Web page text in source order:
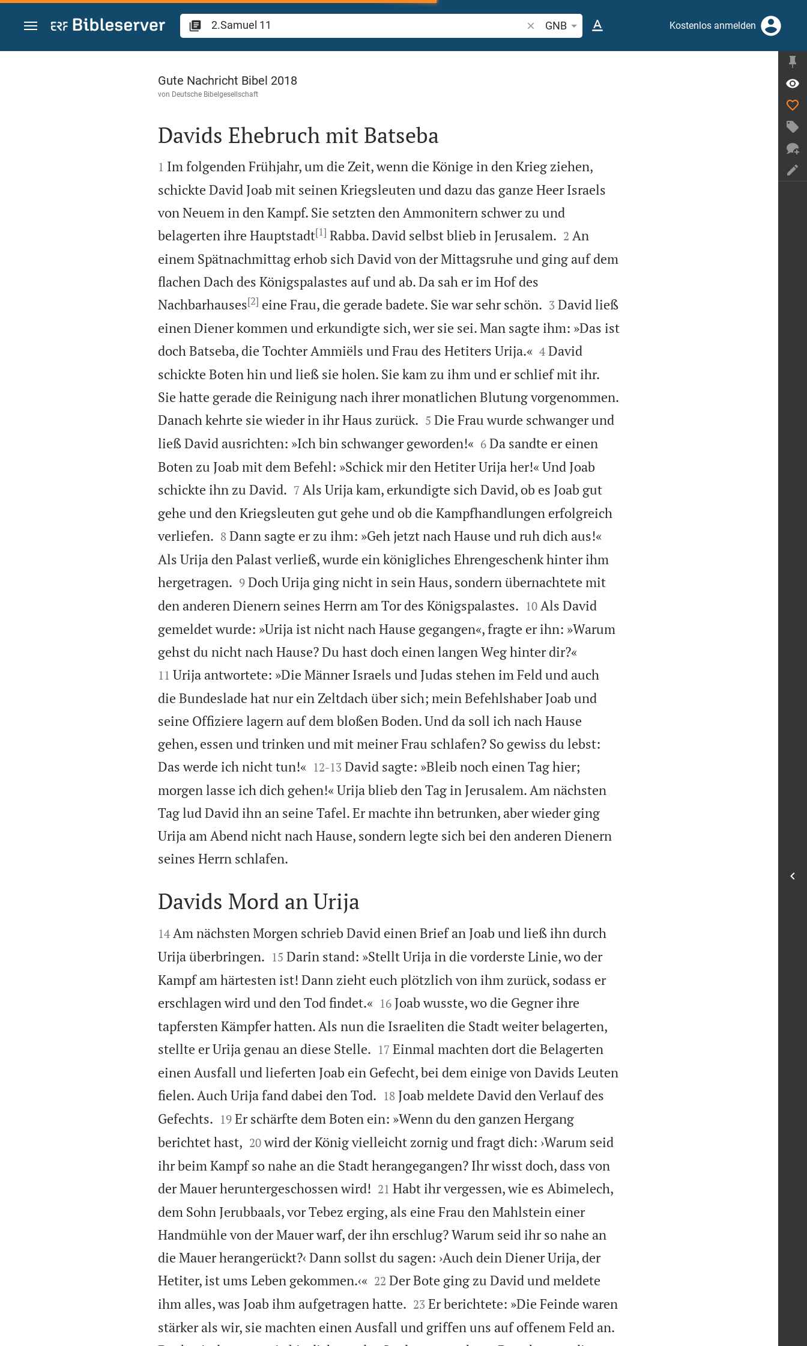
Zum Inhalt springen
Bibelstelle oder Begriff suchen
GNB Kostenlos anmelden
2.Samuel 11
Gute Nachricht Bibel 2018
von Deutsche Bibelgesellschaft

Davids Ehebruch mit Batseba

1 Im folgenden Frühjahr, um die Zeit, wenn die Könige in den Krieg ziehen,
schickte David Joab mit seinen Kriegsleuten und dazu das ganze Heer Israels
von Neuem in den Kampf. Sie setzten den Ammonitern schwer zu und
belagerten ihre Hauptstadt[1] Rabba. David selbst blieb in Jerusalem.
2 An
einem Spätnachmittag erhob sich David von der Mittagsruhe und ging auf dem
flachen Dach des Königspalastes auf und ab. Da sah er im Hof des
Nachbarhauses[2] eine Frau, die gerade badete. Sie war sehr schön.
3 David ließ
einen Diener kommen und erkundigte sich, wer sie sei. Man sagte ihm: »Das ist
doch Batseba, die Tochter Ammiëls und Frau des Hetiters Urija.«
4 David
schickte Boten hin und ließ sie holen. Sie kam zu ihm und er schlief mit ihr.
Sie hatte gerade die Reinigung nach ihrer monatlichen Blutung vorgenommen.
Danach kehrte sie wieder in ihr Haus zurück.
5 Die Frau wurde schwanger und
ließ David ausrichten: »Ich bin schwanger geworden!«
6 Da sandte er einen
Boten zu Joab mit dem Befehl: »Schick mir den Hetiter Urija her!« Und Joab
schickte ihn zu David.
7 Als Urija kam, erkundigte sich David, ob es Joab gut
gehe und den Kriegsleuten gut gehe und ob die Kampfhandlungen erfolgreich
verliefen.
8 Dann sagte er zu ihm: »Geh jetzt nach Hause und ruh dich aus!«
Als Urija den Palast verließ, wurde ein königliches Ehrengeschenk hinter ihm
hergetragen.
9 Doch Urija ging nicht in sein Haus, sondern übernachtete mit
den anderen Dienern seines Herrn am Tor des Königspalastes.
10 Als David
gemeldet wurde: »Urija ist nicht nach Hause gegangen«, fragte er ihn: »Warum
gehst du nicht nach Hause? Du hast doch einen langen Weg hinter dir?«
11 Urija antwortete: »Die Männer Israels und Judas stehen im Feld und auch
die Bundeslade hat nur ein Zeltdach über sich; mein Befehlshaber Joab und
seine Offiziere lagern auf dem bloßen Boden. Und da soll ich nach Hause
gehen, essen und trinken und mit meiner Frau schlafen? So gewiss du lebst:
Das werde ich nicht tun!«
12-13 David sagte: »Bleib noch einen Tag hier;
morgen lasse ich dich gehen!« Urija blieb den Tag in Jerusalem. Am nächsten
Tag lud David ihn an seine Tafel. Er machte ihn betrunken, aber wieder ging
Urija am Abend nicht nach Hause, sondern legte sich bei den anderen Dienern
seines Herrn schlafen.

Davids Mord an Urija

14 Am nächsten Morgen schrieb David einen Brief an Joab und ließ ihn durch
Urija überbringen.
15 Darin stand: »Stellt Urija in die vorderste Linie, wo der
Kampf am härtesten ist! Dann zieht euch plötzlich von ihm zurück, sodass er
erschlagen wird und den Tod findet.«
16 Joab wusste, wo die Gegner ihre
tapfersten Kämpfer hatten. Als nun die Israeliten die Stadt weiter belagerten,
stellte er Urija genau an diese Stelle.
17 Einmal machten dort die Belagerten
einen Ausfall und lieferten Joab ein Gefecht, bei dem einige von Davids Leuten
fielen. Auch Urija fand dabei den Tod.
18 Joab meldete David den Verlauf des
Gefechts.
19 Er schärfte dem Boten ein: »Wenn du den ganzen Hergang
berichtet hast, 

20 wird der König vielleicht zornig und fragt dich: ›Warum seid
ihr beim Kampf so nahe an die Stadt herangegangen? Ihr wisst doch, dass von
der Mauer heruntergeschossen wird!
21 Habt ihr vergessen, wie es Abimelech,
dem Sohn Jerubbaals, vor Tebez erging, als eine Frau den Mahlstein einer
Handmühle von der Mauer warf, der ihn erschlug? Warum seid ihr so nahe an
die Mauer herangerückt?‹ Dann sollst du sagen: ›Auch dein Diener Urija, der
Hetiter, ist ums Leben gekommen.‹«
22 Der Bote ging zu David und meldete
ihm alles, was Joab ihm aufgetragen hatte.
23 Er berichtete: »Die Feinde waren
stärker als wir, sie machten einen Ausfall und griffen uns auf offenem Feld an.